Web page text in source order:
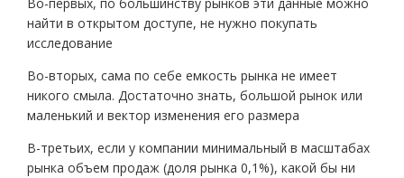
найти в открытом доступе, не нужно покупать
исследование
Во-вторых, сама по себе емкость рынка не имеет
никого смыла. Достаточно знать, большой рынок или
маленький и вектор изменения его размера
В-третьих, если у компании минимальный в масштабах
рынка объем продаж (доля рынка 0,1%), какой бы ни